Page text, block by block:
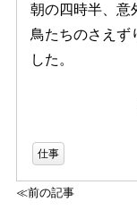
朝の四時半、意
鳥たちのさえず
した。
仕事
≪前の記事